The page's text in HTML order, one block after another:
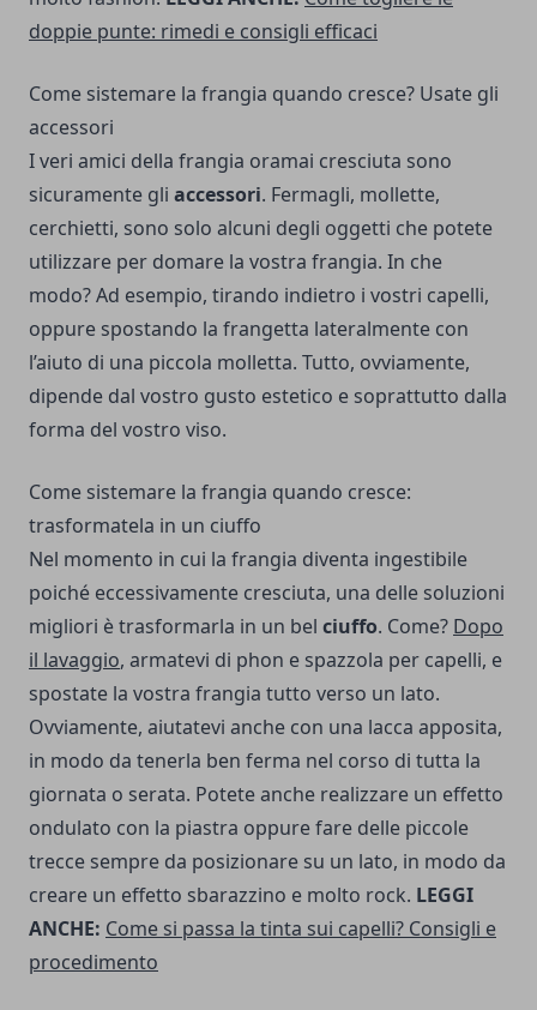
doppie punte: rimedi e consigli efficaci
Come sistemare la frangia quando cresce? Usate gli
accessori
I veri amici della frangia oramai cresciuta sono
sicuramente gli accessori. Fermagli, mollette,
cerchietti, sono solo alcuni degli oggetti che potete
utilizzare per domare la vostra frangia. In che
modo? Ad esempio, tirando indietro i vostri capelli,
oppure spostando la frangetta lateralmente con
l’aiuto di una piccola molletta. Tutto, ovviamente,
dipende dal vostro gusto estetico e soprattutto dalla
forma del vostro viso.
Come sistemare la frangia quando cresce:
trasformatela in un ciuffo
Nel momento in cui la frangia diventa ingestibile
poiché eccessivamente cresciuta, una delle soluzioni
migliori è trasformarla in un bel ciuffo. Come? Dopo
il lavaggio, armatevi di phon e spazzola per capelli, e
spostate la vostra frangia tutto verso un lato.
Ovviamente, aiutatevi anche con una lacca apposita,
in modo da tenerla ben ferma nel corso di tutta la
giornata o serata. Potete anche realizzare un effetto
ondulato con la piastra oppure fare delle piccole
trecce sempre da posizionare su un lato, in modo da
creare un effetto sbarazzino e molto rock. LEGGI
ANCHE: Come si passa la tinta sui capelli? Consigli e
procedimento